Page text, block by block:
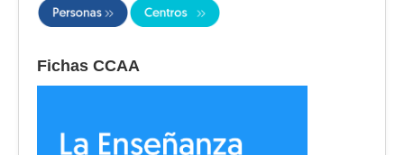
Fichas CCAA